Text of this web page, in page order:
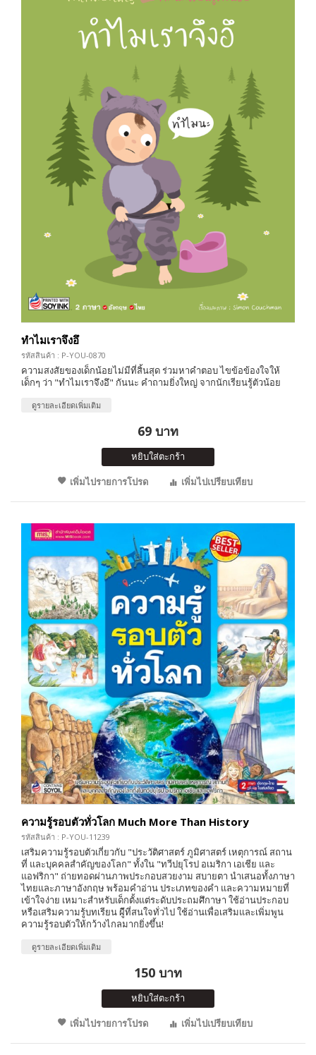
ทำไมเราจึงอึ
รหัสสินค้า : P-YOU-0870
ความสงสัยของเด็กน้อยไม่มีที่สิ้นสุด ร่วมหาคำตอบ ไขข้อข้องใจให้
เด็กๆ ว่า "ทำไมเราจึงอึ" กันนะ คำถามยิ่งใหญ่ จากนักเรียนรู้ตัวน้อย
ดูรายละเอียดเพิ่มเติม
69 บาท
หยิบใส่ตะกร้า
เพิ่มไปรายการโปรด
เพิ่มไปเปรียบเทียบ
ความรู้รอบตัวทั่วโลก Much More Than History
รหัสสินค้า : P-YOU-11239
เสริมความรู้รอบตัวเกี่ยวกับ "ประวัติศาสตร์ ภูมิศาสตร์ เหตุการณ์ สถาน
ที่ และบุคคลสำคัญของโลก" ทั้งใน "ทวีปยุโรป อเมริกา เอเชีย และ
แอฟริกา" ถ่ายทอดผ่านภาพประกอบสวยงาม สบายตา นำเสนอทั้งภาษา
ไทยและภาษาอังกฤษ พร้อมคำอ่าน ประเภทของคำ และความหมายที่
เข้าใจง่าย เหมาะสำหรับเด็กตั้งแต่ระดับประถมศึกาษา ใช้อ่านประกอบ
หรือเสริมความรู้บทเรียน ผู้ีที่สนใจทั่วไป ใช้อ่านเพื่อเสริมและเพิ่มพูน
ความรู้รอบตัวให้กว้างไกลมากยิ่งขึ้น!
ดูรายละเอียดเพิ่มเติม
150 บาท
หยิบใส่ตะกร้า
เพิ่มไปรายการโปรด
เพิ่มไปเปรียบเทียบ